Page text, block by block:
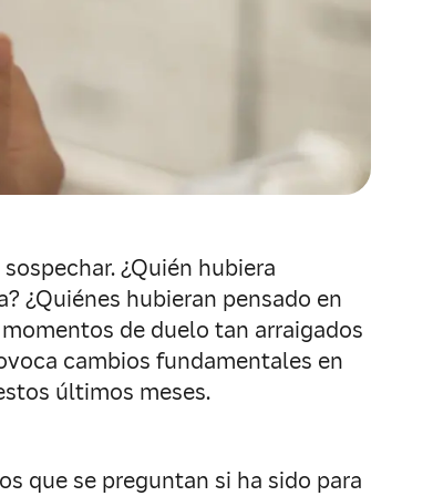
¿Quién hubiera
¿Quiénes hubieran pensado en
de duelo tan arraigados
cambios fundamentales en
últimos meses.
que se preguntan si ha sido para